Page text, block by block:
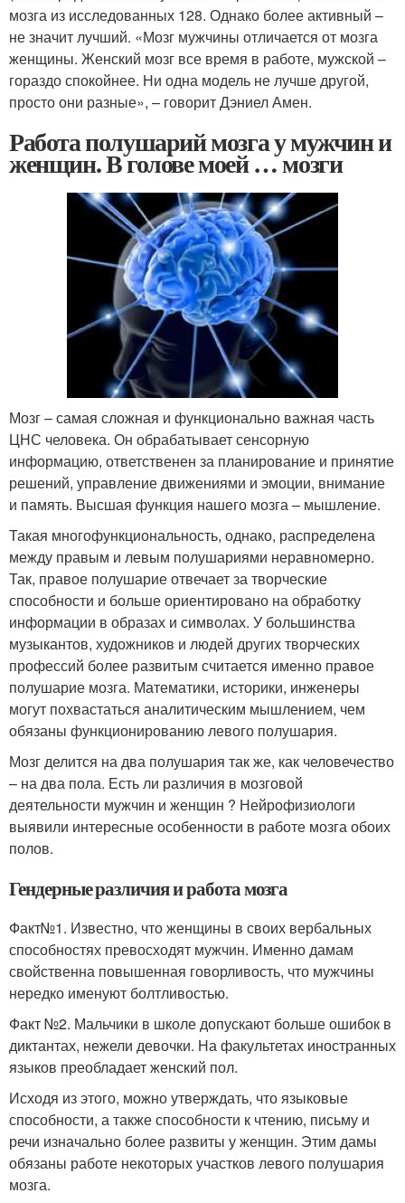
мозга из исследованных 128. Однако более активный –
не значит лучший. «Мозг мужчины отличается от мозга
женщины. Женский мозг все время в работе, мужской –
гораздо спокойнее. Ни одна модель не лучше другой,
просто они разные», – говорит Дэниел Амен.
Работа полушарий мозга у мужчин и
женщин. В голове моей … мозги
Мозг – самая сложная и функционально важная часть
ЦНС человека. Он обрабатывает сенсорную
информацию, ответственен за планирование и принятие
решений, управление движениями и эмоции, внимание
и память. Высшая функция нашего мозга – мышление.
Такая многофункциональность, однако, распределена
между правым и левым полушариями неравномерно.
Так, правое полушарие отвечает за творческие
способности и больше ориентировано на обработку
информации в образах и символах. У большинства
музыкантов, художников и людей других творческих
профессий более развитым считается именно правое
полушарие мозга. Математики, историки, инженеры
могут похвастаться аналитическим мышлением, чем
обязаны функционированию левого полушария.
Мозг делится на два полушария так же, как человечество
– на два пола. Есть ли различия в мозговой
деятельности мужчин и женщин ? Нейрофизиологи
выявили интересные особенности в работе мозга обоих
полов.
Гендерные различия и работа мозга
Факт№1. Известно, что женщины в своих вербальных
способностях превосходят мужчин. Именно дамам
свойственна повышенная говорливость, что мужчины
нередко именуют болтливостью.
Факт №2. Мальчики в школе допускают больше ошибок в
диктантах, нежели девочки. На факультетах иностранных
языков преобладает женский пол.
Исходя из этого, можно утверждать, что языковые
способности, а также способности к чтению, письму и
речи изначально более развиты у женщин. Этим дамы
обязаны работе некоторых участков левого полушария
мозга.